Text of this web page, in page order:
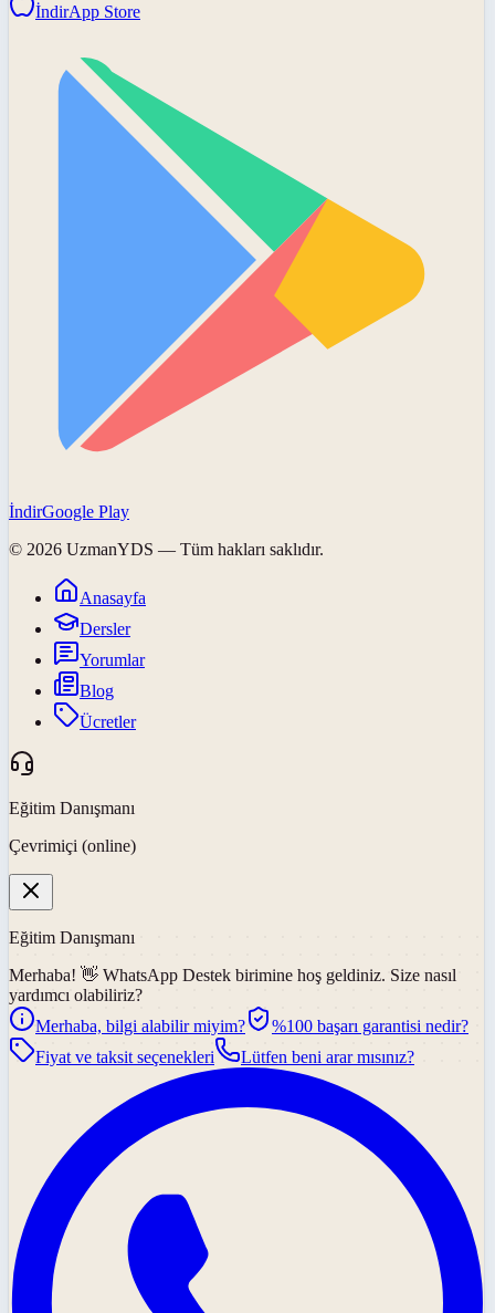
İndirApp Store
İndirGoogle Play
© 2026 UzmanYDS — Tüm hakları saklıdır.
Anasayfa
Dersler
Yorumlar
Blog
Ücretler
Eğitim Danışmanı
Çevrimiçi (online)
Eğitim Danışmanı
Merhaba! 👋 WhatsApp Destek birimine hoş geldiniz. Size nasıl
yardımcı olabiliriz?
Merhaba, bilgi alabilir miyim?
%100 başarı garantisi nedir?
Fiyat ve taksit seçenekleri
Lütfen beni arar mısınız?